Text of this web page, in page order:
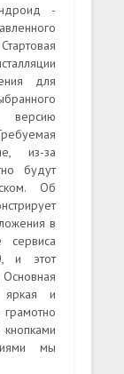
-
для
из-за
будут
Об
в
сервиса
и этот
Основная
и
мы